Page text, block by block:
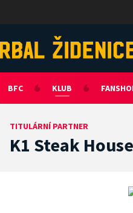
BFC KLUB
TITULÁRNÍ PARTNER
K1 Steak House